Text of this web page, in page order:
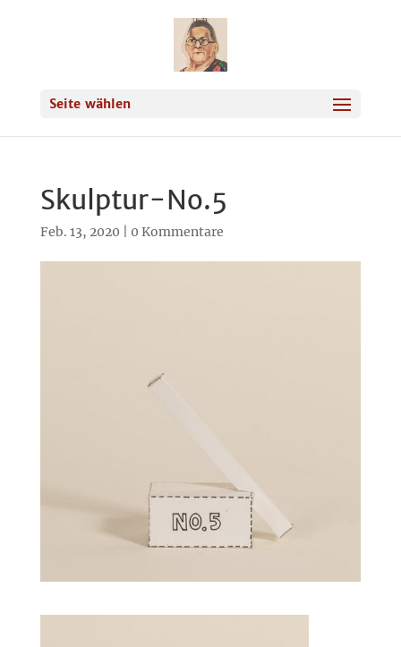
Seite wählen
Skulptur-No.5
Feb. 13, 2020 0 Kommentare